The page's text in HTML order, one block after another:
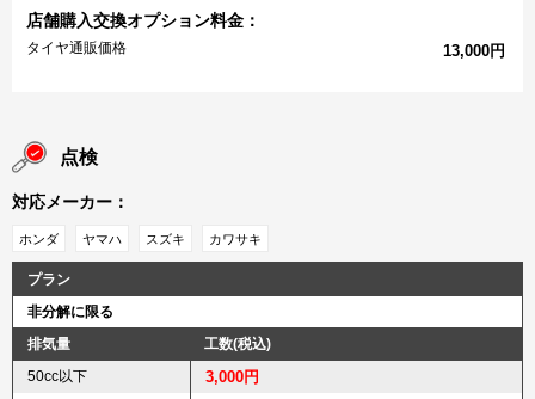
店舗購入交換オプション料金：
タイヤ通販価格 13,000円
点検
対応メーカー：
ホンダ ヤマハ スズキ カワサキ
プラン
非分解に限る
排気量
工数(税込)
50cc以下
3,000円